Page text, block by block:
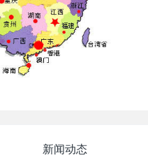
新闻动态